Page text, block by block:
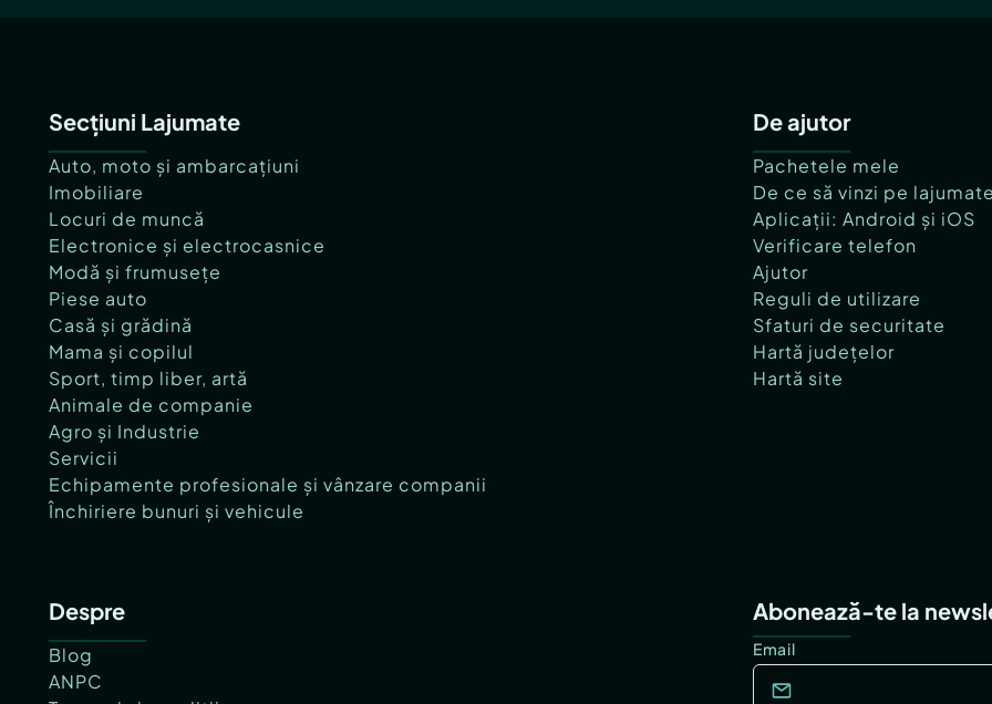
Secțiuni Lajumate
Auto, moto și ambarcațiuni
Imobiliare
Locuri de muncă
Electronice și electrocasnice
Modă și frumusețe
Piese auto
Casă și grădină
Mama și copilul
Sport, timp liber, artă
Animale de companie
Agro și Industrie
Servicii
Echipamente profesionale și vânzare companii
Închiriere bunuri și vehicule
De ajutor
Pachetele mele
De ce să vinzi pe
Aplicații: Android și iOS
Verificare telefon
Ajutor
Reguli de utilizare
Sfaturi de securitate
Hartă județelor
Hartă site
Despre
Blog
ANPC
Abonează-te la
Email